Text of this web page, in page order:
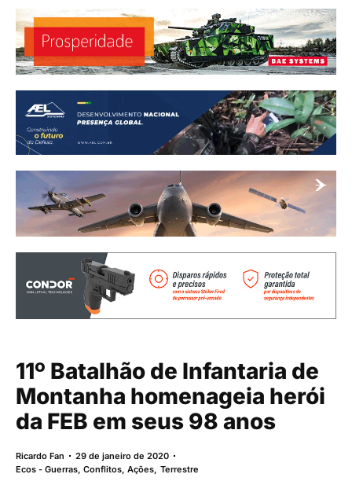
11º Batalhão de Infantaria de
Montanha homenageia herói
da FEB em seus 98 anos
Ricardo Fan
29 de janeiro de 2020
Ecos - Guerras, Conflitos, Ações,Terrestre